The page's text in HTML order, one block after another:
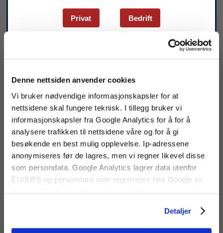
Denne nettsiden anvender cookies
Vi bruker nødvendige informasjonskapsler for at
nettsidene skal fungere teknisk. I tillegg bruker vi
informasjonskapsler fra Google Analytics for å for å
analysere trafikken til nettsidene våre og for å gi
besøkende en best mulig opplevelse. Ip-adressene
anonymiseres før de lagres, men vi regner likevel disse
som persondata. Google Analytics lagrer data utenfor
EU/EØS og persondata som registreres hos Google er
dermed ikke beskyttet av persondataloven som gjelder
Detaljer
Privat Bedrift
Almemo AC spenningsmodul ZA9903AB4
spenning:
Oppløsning:
0,1V
Nøyaktighet:
0,1% av avlest verdi ± 2 tellinger
Lagerstatus:
Utsolgt
Pris:
4 330 kr
Antall:
Produktinfo Datablad
130V målemodul for AC spenning. Passer alle